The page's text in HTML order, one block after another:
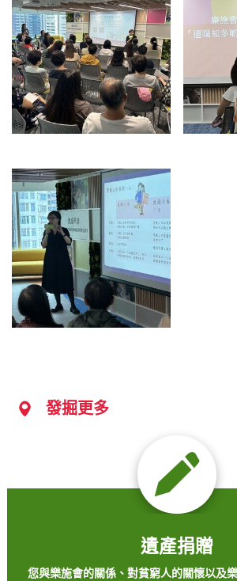
發掘更多
遺產捐贈
您與樂施會的關係、對貧窮人的關懷以及